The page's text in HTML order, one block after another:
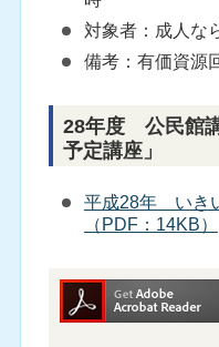
対象者：成人な
備考：有価資源
28年度 公民館
予定講座」
平成28年 いき
（PDF：14KB）